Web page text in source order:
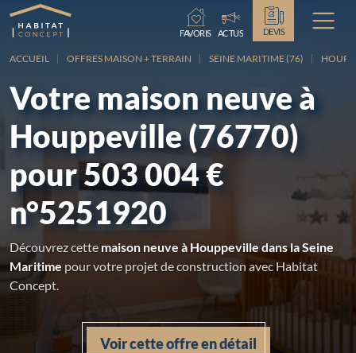
Chargement...
FAVORIS
ACTUS DEVIS
ACCUEIL OFFRES MAISON + TERRAIN SEINE MARITIME (76)
Votre maison neuve à
Houppeville (76770)
pour 503 004 €
n°5251920
Découvrez cette maison neuve à Houppeville dans la Seine
Maritime pour votre projet de construction avec Habitat
Concept.
Voir cette offre en détail